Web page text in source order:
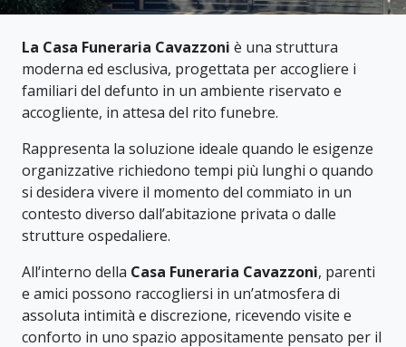
La Casa Funeraria Cavazzoni è una struttura
moderna ed esclusiva, progettata per accogliere i
familiari del defunto in un ambiente riservato e
accogliente, in attesa del rito funebre.
Rappresenta la soluzione ideale quando le esigenze
organizzative richiedono tempi più lunghi o quando
si desidera vivere il momento del commiato in un
contesto diverso dall’abitazione privata o dalle
strutture ospedaliere.
All’interno della Casa Funeraria Cavazzoni, parenti
e amici possono raccogliersi in un’atmosfera di
assoluta intimità e discrezione, ricevendo visite e
conforto in uno spazio appositamente pensato per il